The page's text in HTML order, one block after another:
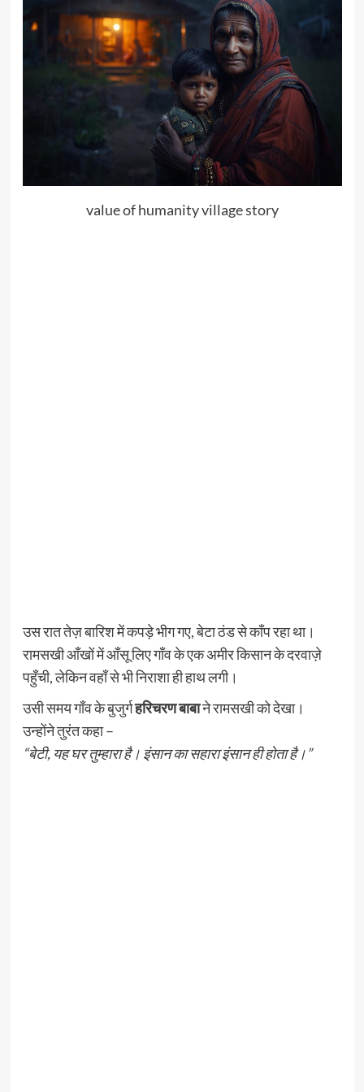
value of humanity village story
उस रात तेज़ बारिश में कपड़े भीग गए, बेटा ठंड से काँप रहा था।
रामसखी आँखों में आँसू लिए गाँव के एक अमीर किसान के दरवाज़े
पहुँची, लेकिन वहाँ से भी निराशा ही हाथ लगी।
उसी समय गाँव के बुजुर्गहरिचरण बाबाने रामसखी को देखा।
उन्होंने तुरंत कहा –
“बेटी, यह घर तुम्हारा है। इंसान का सहारा इंसान ही होता है।”